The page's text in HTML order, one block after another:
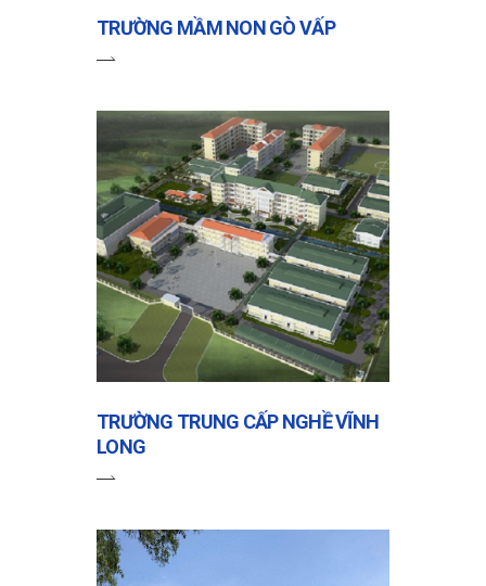
TRƯỜNG MẦM NON GÒ VẤP
TRƯỜNG TRUNG CẤP NGHỀ VĨNH
LONG